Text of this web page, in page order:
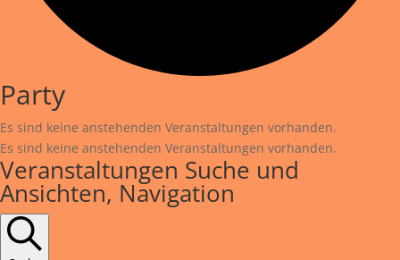
Party
Es sind keine anstehenden Veranstaltungen vorhanden.
Es sind keine anstehenden Veranstaltungen vorhanden.
Veranstaltungen Suche und
Ansichten, Navigation